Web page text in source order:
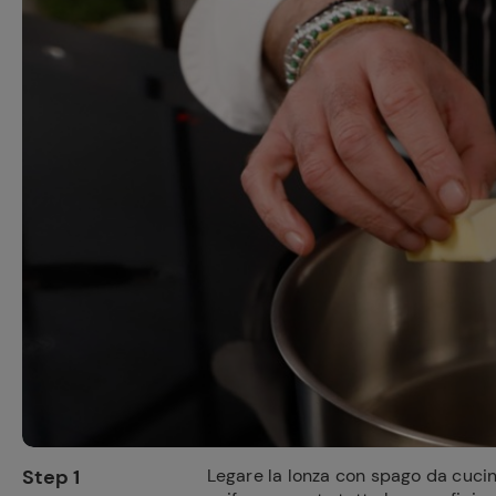
Step 1
Legare la lonza con spago da
Ricette